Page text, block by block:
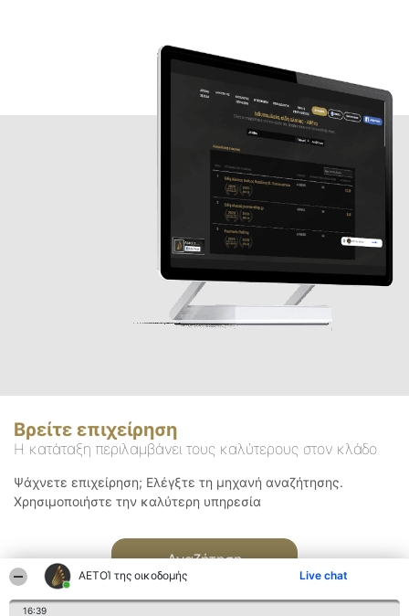
ΑΕΤΟΊ της οικοδομής Live chat
16:39
Βρείτε επιχείρηση
Η κατάταξη περιλαμβάνει τους καλύτερους στον κλάδο
Ψάχνετε επιχείρηση; Ελέγξτε τη μηχανή αναζήτησης.
Χρησιμοποιήστε την καλύτερη υπηρεσία
Αναζήτηση